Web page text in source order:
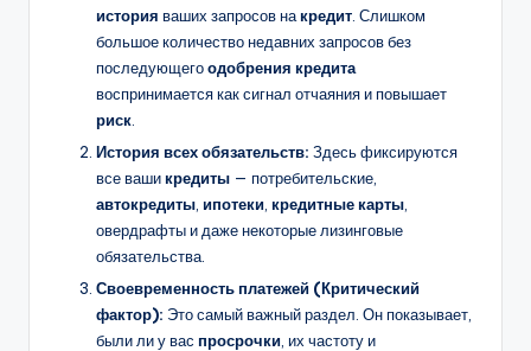
история ваших запросов накредит . Слишком
большое количество недавних запросов без
последующегоодобрения кредита
воспринимается как сигнал отчаяния и повышает
риск
История всех обязательств: Здесь фиксируются
все вашикредиты — потребительские,
автокредиты ипотеки кредитные карты
овердрафты и даже некоторые лизинговые
обязательства.
Своевременность платежей (Критический
фактор): Это самый важный раздел. Он показывает,
были ли у вас просрочки , их частоту и